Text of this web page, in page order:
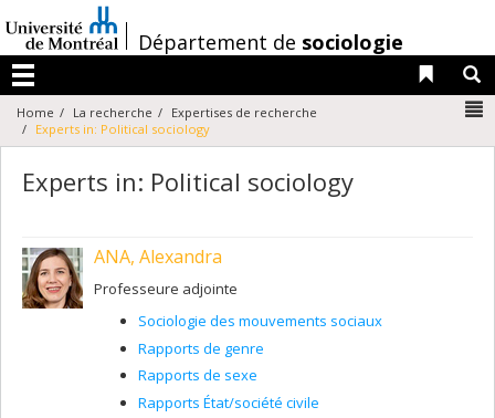
au
contenu
/Département de sociologie
Menu
Liens
Home La recherche
Expertises de recherche
Experts in: Political sociology
Experts in: Political sociology
ANA, Alexandra
Professeure adjointe
Sociologie des mouvements sociaux
Rapports de genre
Rapports de sexe
Rapports État/société civile